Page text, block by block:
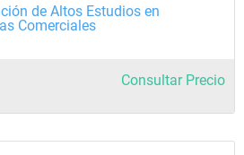
de Altos Estudios en
Comerciales
Consultar Precio